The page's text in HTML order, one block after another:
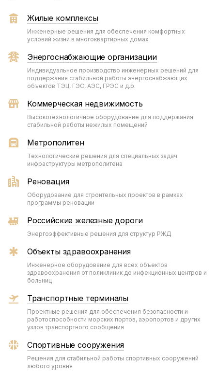
Жилые комплексы
Инженерные решения для обеспечения комфортных
условий жизни в многоквартирных домах
Энергоснабжающие организации
Индивидуальное производство инженерных решений для
поддержания стабильной работы энергоснабжающих
объектов ТЭЦ, ГЭС, АЭС, ГРЭС и д.р.
Коммерческая недвижимость
Высокотехнологичное оборудование для поддержания
стабильной работы нежилых помещений
Метрополитен
Технологические решения для специальных задач
инфраструктуры метрополитена
Реновация
Оборудование для строительных проектов в рамках
программы реновации
Российские железные дороги
Энергоэффективные решения для структур РЖД
Объекты здравоохранения
Инженерное оборудование для всех объектов
здравоохранения от поликлиник до инфекционных центров и
больниц
Транспортные терминалы
Проектные решения для обеспечения безопасности и
работоспособности морских портов, аэропортов и других
узлов транспортного сообщения
Спортивные сооружения
Решения для стабильной работы спортивных сооружений
любого уровня